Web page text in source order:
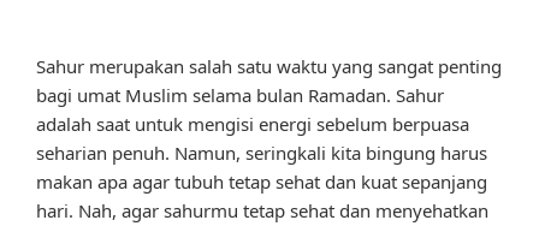
Sahur merupakan salah satu waktu yang sangat penting
bagi umat Muslim selama bulan Ramadan. Sahur
adalah saat untuk mengisi energi sebelum berpuasa
seharian penuh. Namun, seringkali kita bingung harus
makan apa agar tubuh tetap sehat dan kuat sepanjang
hari. Nah, agar sahurmu tetap sehat dan menyehatkan